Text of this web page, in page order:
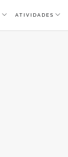
ATIVIDADES